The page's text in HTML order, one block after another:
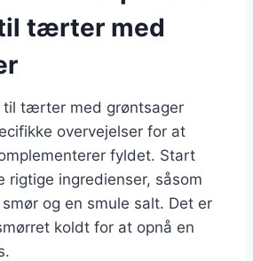
tærter med
tærter med grøntsager
overvejelser for at
fyldet. Start
ingredienser, såsom
og en smule salt. Det er
koldt for at opnå en